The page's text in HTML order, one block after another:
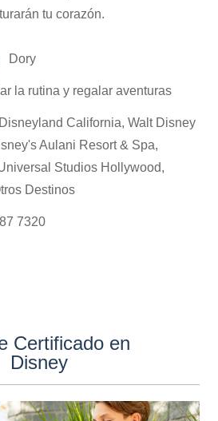
tu corazón.
Dory
la rutina y regalar aventuras
Disneyland California, Walt Disney
Aulani Resort & Spa,
Studios Hollywood,
Destinos
7320